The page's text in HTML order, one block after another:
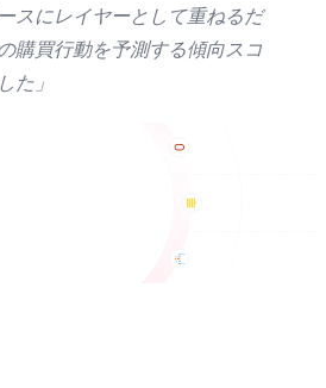
スにレイヤーとして重ねるだ
購買行動を予測する傾向スコ
た」